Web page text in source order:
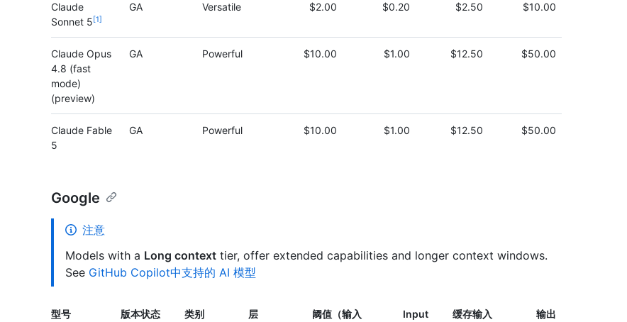
Claude
Sonnet 5 1
GA Versatile $2.00 $0.20 $2.50 $10.00
Claude Opus
4.8 (fast
mode)
(preview)
GA Powerful $10.00 $1.00 $12.50 $50.00
Claude Fable
5
GA Powerful $10.00 $1.00 $12.50 $50.00
Google
注意
Models with a Long context tier, offer extended capabilities and longer context windows.
See GitHub Copilot中支持的 AI 模型
型号 版本状态 类别 层 阈值（输入 Input 缓存输入 输出